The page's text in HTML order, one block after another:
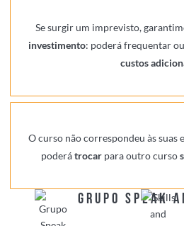
Se surgir um imprevisto,
investimento: poderá frequentar
custos
O curso não correspondeu às suas
poderátrocarpara outro curso
GRUPO SPEAK